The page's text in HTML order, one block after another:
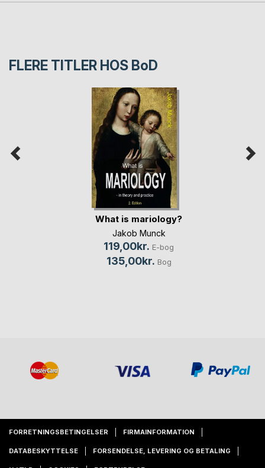
FLERE TITLER HOS BoD
What is mariology?
Jakob Munck
119,00kr. E-bog
135,00kr. Bog
FORRETNINGSBETINGELSER FIRMAINFORMATION
DATABESKYTTELSE FORSENDELSE, LEVERING OG BETALING